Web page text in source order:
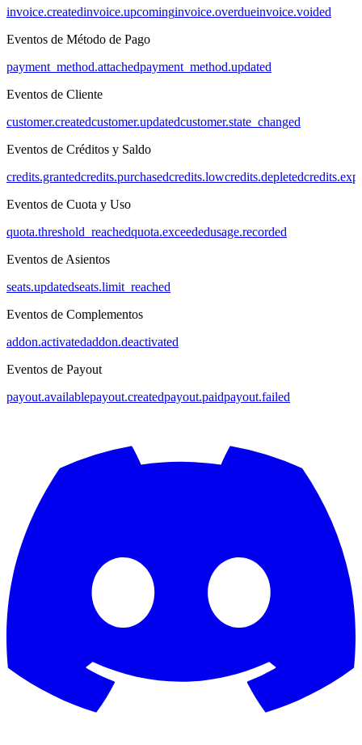
invoice.createdinvoice.upcominginvoice.overdueinvoice.voided
Eventos de Método de Pago
payment_method.attachedpayment_method.updated
Eventos de Cliente
customer.createdcustomer.updatedcustomer.state_changed
Eventos de Créditos y Saldo
credits.grantedcredits.purchasedcredits.lowcredits.depleted
Eventos de Cuota y Uso
quota.threshold_reachedquota.exceededusage.recorded
Eventos de Asientos
seats.updatedseats.limit_reached
Eventos de Complementos
addon.activatedaddon.deactivated
Eventos de Payout
payout.availablepayout.createdpayout.paidpayout.failed